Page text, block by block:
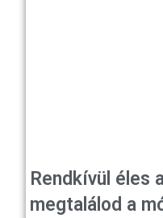
Rendkívül éles
megtalálod a